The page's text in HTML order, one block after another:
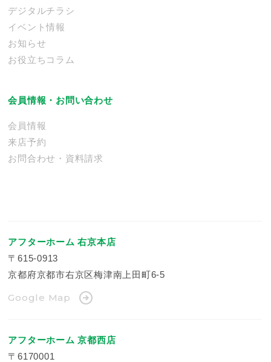
デジタルチラシ
イベント情報
お知らせ
お役立ちコラム
会員情報・お問い合わせ
会員情報
来店予約
お問合わせ・資料請求
アフターホーム 右京本店
〒615-0913
京都府京都市右京区梅津南上田町6-5
Google Map
アフターホーム 京都西店
〒6170001